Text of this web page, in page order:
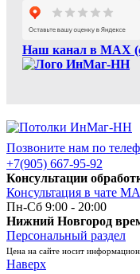
Наш канал в МАХ
Позвоните нам по
+7(905) 667-95-92
Консультации
Консультация в чате
Пн-Сб 9:00 - 20:00
Нижний Новгород
Персональный раздел
Цена на сайте носит
Наверх